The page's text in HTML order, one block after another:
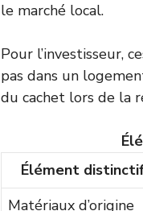
le marché local.
Pour l’investisseur,
pas dans un
du cachet lors de la
Élément
Matériaux d’origine